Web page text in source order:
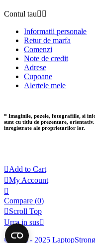
Contul tau 
Informatii personale
Retur de marfa
Comenzi
Note de credit
Adrese
Cupoane
Alertele mele
* Imaginile, pozele, fotografiile, si
sunt cu titlu de prezentare,
inregistrate ale proprietarilor lor.
Add to Cart
My Account

Compare (0)
Scroll Top
Urca in sus
© 2014 - 2025